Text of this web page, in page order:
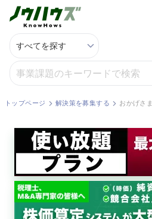
記事・コラムを読む
解決策を募集する
知識を買う／売る
契約書ひな型を探す
専門家に電話する
トップページ 解決策を募集する